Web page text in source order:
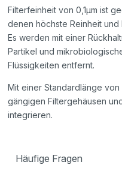
Filterfeinheit von 0,1µm ist
denen höchste Reinheit
Es werden mit einer
Partikel und
Flüssigkeiten entfernt.
Mit einer Standardlänge
gängigen Filtergehäusen
integrieren.
Häufige Fragen